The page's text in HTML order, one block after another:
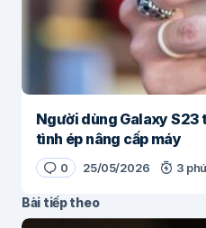
Người dùng Galaxy S23
tình ép nâng cấp máy
0 25/05/2026 3
Bài tiếp theo